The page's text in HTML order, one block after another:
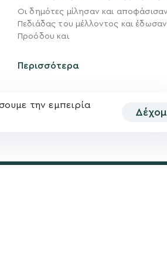
Οι δημότες μίλησαν και
Πεδιάδας του μέλλοντος και
Προόδου και
Περισσότερα
Ηλ. ταχυδρομείο
την εμπειρία